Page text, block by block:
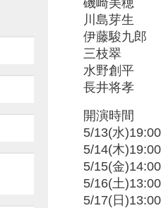
川島芽生
伊藤駿九郎
三枝翠
水野創平
長井将孝
開演時間
5/13(水
5/14(木
5/15(金
5/16(土
5/17(日